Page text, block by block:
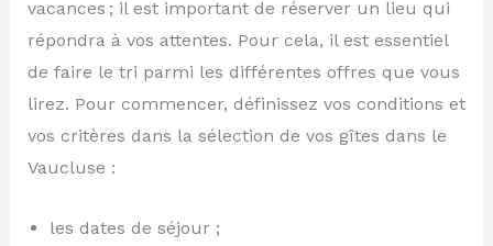
vacances ; il est important de réserver un lieu qui
répondra à vos attentes. Pour cela, il est essentiel
de faire le tri parmi les différentes offres que vous
lirez. Pour commencer, définissez vos conditions et
vos critères dans la sélection de vos gîtes dans le
Vaucluse :
les dates de séjour ;